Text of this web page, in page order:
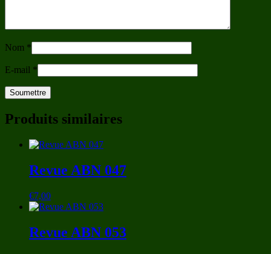
Nom *
E-mail *
Produits similaires
Revue ABN 047
€7,00
Revue ABN 053